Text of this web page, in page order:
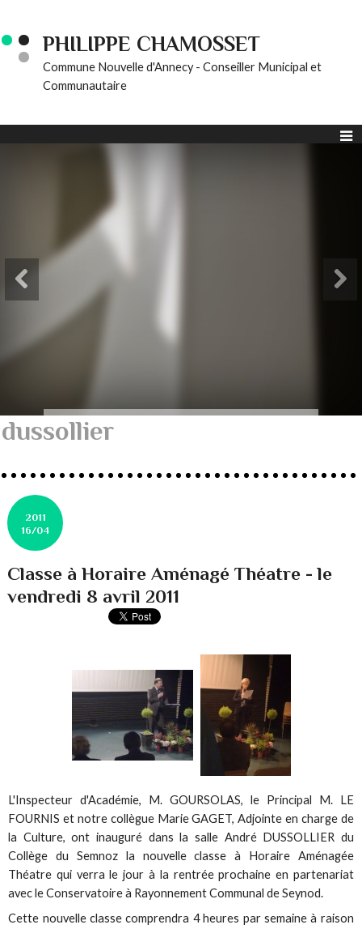
PHILIPPE CHAMOSSET
Commune Nouvelle d'Annecy - Conseiller Municipal et
Communautaire
dussollier
2011
16/04
Classe à Horaire Aménagé Théatre - le
vendredi 8 avril 2011
L'Inspecteur d'Académie, M. GOURSOLAS, le Principal M. LE
FOURNIS et notre collègue Marie GAGET, Adjointe en charge de
la Culture, ont inauguré dans la salle André DUSSOLLIER du
Collège du Semnoz la nouvelle classe à Horaire Aménagée
Théatre qui verra le jour à la rentrée prochaine en partenariat
avec le Conservatoire à Rayonnement Communal de Seynod.
Cette nouvelle classe comprendra 4 heures par semaine à raison